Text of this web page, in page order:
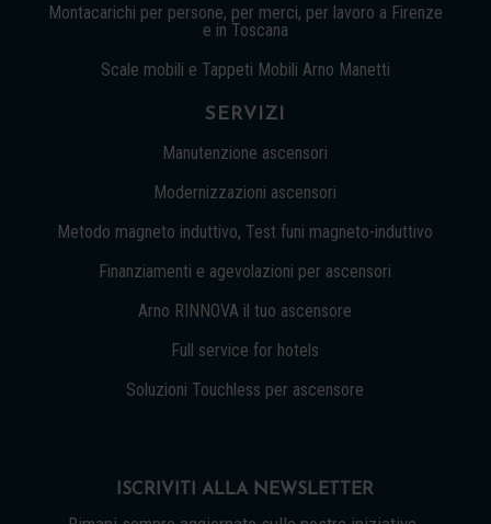
Montacarichi per persone, per merci, per lavoro a Firenze
e in Toscana
Scale mobili e Tappeti Mobili Arno Manetti
SERVIZI
Manutenzione ascensori
Modernizzazioni ascensori
Metodo magneto induttivo, Test funi magneto-induttivo
Finanziamenti e agevolazioni per ascensori
Arno RINNOVA il tuo ascensore
Full service for hotels
Soluzioni Touchless per ascensore
ISCRIVITI ALLA NEWSLETTER